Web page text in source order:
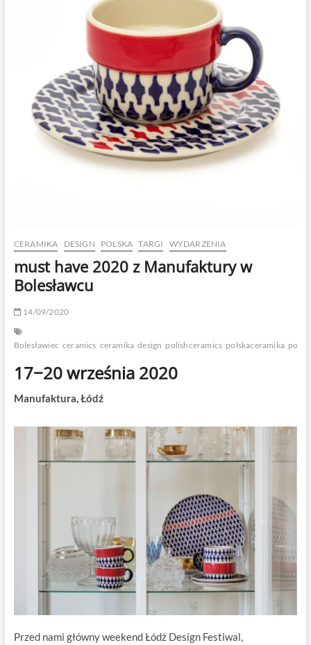
CERAMIKA DESIGN POLSKA TARGI WYDARZENIA
must have 2020 z Manufaktury w
Bolesławcu
14/09/2020
Bolesławiec ceramics ceramika design polishceramics polskaceramika
17−20 września 2020
Manufaktura, Łódź
Przed nami główny weekend Łódź Design Festiwal,